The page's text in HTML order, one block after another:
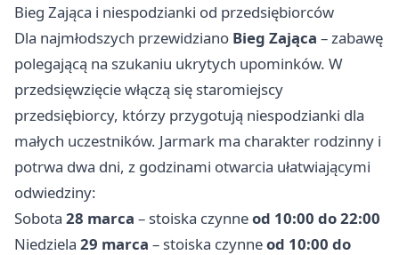
Bieg Zająca i niespodzianki od przedsiębiorców
Dla najmłodszych przewidziano Bieg Zająca – zabawę
polegającą na szukaniu ukrytych upominków. W
przedsięwzięcie włączą się staromiejscy
przedsiębiorcy, którzy przygotują niespodzianki dla
małych uczestników. Jarmark ma charakter rodzinny i
potrwa dwa dni, z godzinami otwarcia ułatwiającymi
odwiedziny:
Sobota 28 marca – stoiska czynneod 10:00 do 22:00
Niedziela 29 marca – stoiska czynneod 10:00 do